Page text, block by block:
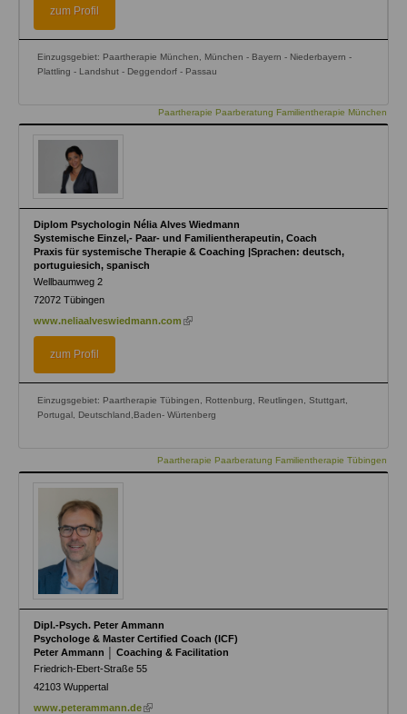
zum Profil
Einzugsgebiet: Paartherapie München, München - Bayern - Niederbayern -
Plattling - Landshut - Deggendorf - Passau
Paartherapie Paarberatung Familientherapie München
Diplom Psychologin Nélia Alves Wiedmann
Systemische Einzel,- Paar- und Familientherapeutin, Coach
Praxis für systemische Therapie & Coaching |Sprachen: deutsch,
portuguiesich, spanisch
Wellbaumweg 2
72072 Tübingen
www.neliaalveswiedmann.com (link
zum Profil
Einzugsgebiet: Paartherapie Tübingen, Rottenburg, Reutlingen, Stuttgart,
Portugal, Deutschland,Baden- Würtenberg
Paartherapie Paarberatung Familientherapie Tübingen
Dipl.-Psych. Peter Ammann
Psychologe & Master Certified Coach (ICF)
Peter Ammann │ Coaching & Facilitation
Friedrich-Ebert-Straße 55
42103 Wuppertal
www.peterammann.de (link